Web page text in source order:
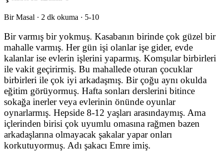
Bir Masal · 2 dk okuma · 5-10
Bir varmış bir yokmuş. Kasabanın birinde çok güzel bir
mahalle varmış. Her gün işi olanlar işe gider, evde
kalanlar ise evlerin işlerini yaparmış. Komşular birbirleri
ile vakit geçirirmiş. Bu mahallede oturan çocuklar
birbirleri ile çok iyi arkadaşmış. Bir çoğu aynı okulda
eğitim görüyormuş. Hafta sonları derslerini bitince
sokağa inerler veya evlerinin önünde oyunlar
oynarlarmış. Hepside 8-12 yaşları arasındaymış. Ama
içlerinden birisi çok uyumlu omasına rağmen bazen
arkadaşlarına olmayacak şakalar yapar onları
korkutuyormuş. Adı şakacı Emre imiş.